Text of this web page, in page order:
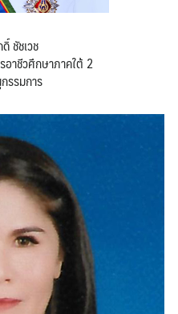
ชัชเวช
อาชีวศึกษาภาคใต้ 2
รรมการ